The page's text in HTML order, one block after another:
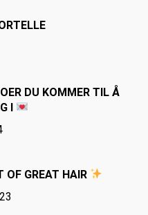
DU KOMMER TIL Å
I
OF GREAT HAIR